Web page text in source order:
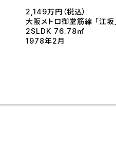
2,149万円（税込）
大阪メトロ御堂筋線 「江
2SLDK 76.78㎡
1978年2月